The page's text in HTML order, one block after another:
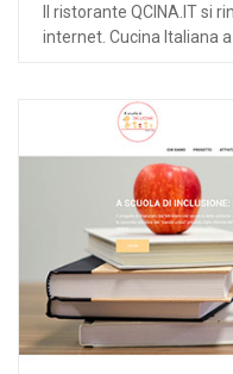
Il ristorante QCINA.IT si
internet. Cucina Italiana